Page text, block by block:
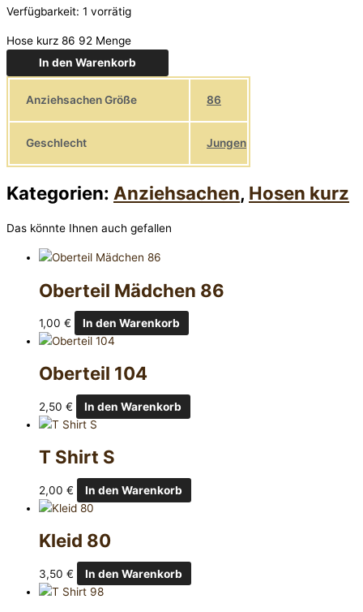
Verfügbarkeit: 1 vorrätig
Hose kurz 86 92 Menge
In den Warenkorb
Anziehsachen Größe 86
Geschlecht Jungen
Kategorien: Anziehsachen, Hosen kurz
Das könnte Ihnen auch gefallen
Oberteil Mädchen 86
1,00 € In den Warenkorb
Oberteil 104
2,50 € In den Warenkorb
T Shirt S
2,00 € In den Warenkorb
Kleid 80
3,50 € In den Warenkorb